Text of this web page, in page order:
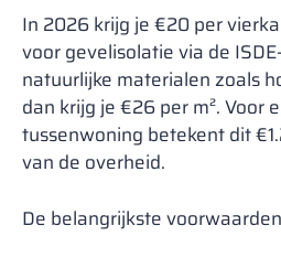
In 2026 krijg je €20 per
voor gevelisolatie via de
natuurlijke materialen zoals
dan krijg je €26 per m². Voor
tussenwoning betekent dit
van de overheid.
De belangrijkste